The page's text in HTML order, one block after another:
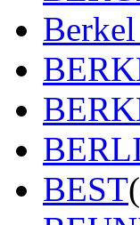
BEST